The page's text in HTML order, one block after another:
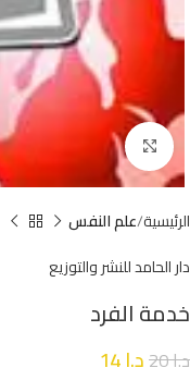
Click to enlarge
الرئيسية علم النفس
دار الحامد للنشر والتوزيع
خدمة الفرد
د.ا20 د.ا